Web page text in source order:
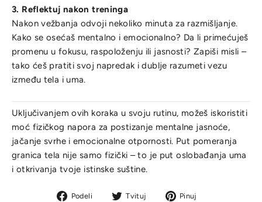
3. Reflektuj nakon treninga
Nakon vežbanja odvoji nekoliko minuta za razmišljanje.
Kako se osećaš mentalno i emocionalno? Da li primećuješ
promenu u fokusu, raspoloženju ili jasnosti? Zapiši misli –
tako ćeš pratiti svoj napredak i dublje razumeti vezu
između tela i uma.
Uključivanjem ovih koraka u svoju rutinu, možeš iskoristiti
moć fizičkog napora za postizanje mentalne jasnoće,
jačanje svrhe i emocionalne otpornosti. Put pomeranja
granica tela nije samo fizički – to je put oslobađanja uma
i otkrivanja tvoje istinske suštine.
Podeli
Podeli Tvituj
Tvit
Pinuj